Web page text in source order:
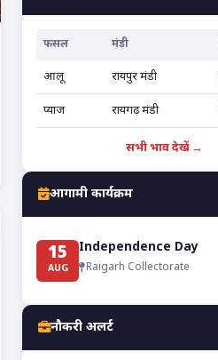
फसल मंडी
आलू रायपुर मंडी
प्याज रायगढ़ मंडी
सभी भाव देखें →
आगामी कार्यक्रम
15
AUG
Independence Day
Raigarh Collectorate
नौकरी अलर्ट